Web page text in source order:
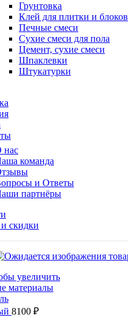
Грунтовка
Клей для плитки и блоков
Печные смеси
Сухие смеси для пола
Цемент, сухие смеси
Шпаклевки
Штукатурки
нас
команда
и Ответы
партнёры
скидки
увеличить
материалы
8100 ₽